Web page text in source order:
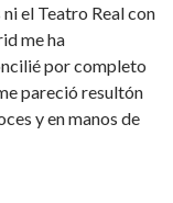
el Teatro Real con
me ha
por completo
pareció resultón
y en manos de